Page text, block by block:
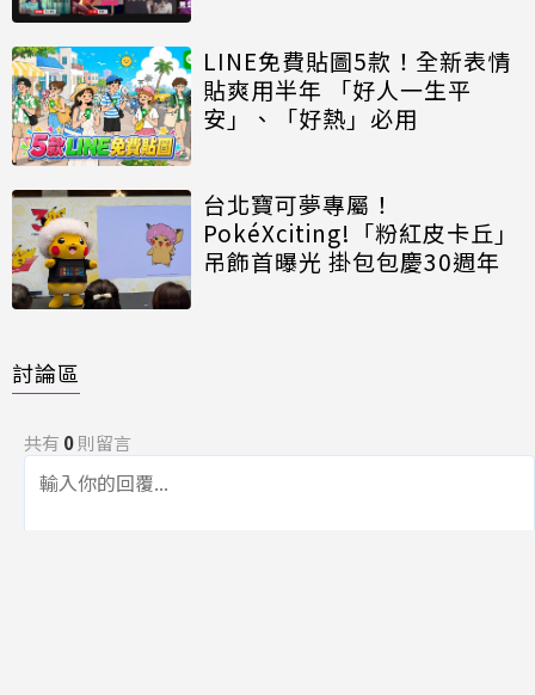
LINE免費貼圖5款！全新表情
貼爽用半年 「好人一生平
安」、「好熱」必用
台北寶可夢專屬！
PokéXciting!「粉紅皮卡丘」
吊飾首曝光 掛包包慶30週年
討論區
共有 0則留言